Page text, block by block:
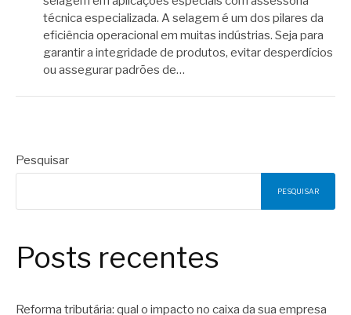
técnica especializada. A selagem é um dos pilares da
eficiência operacional em muitas indústrias. Seja para
garantir a integridade de produtos, evitar desperdícios
ou assegurar padrões de…
Pesquisar
PESQUISAR
Posts recentes
Reforma tributária: qual o impacto no caixa da sua empresa